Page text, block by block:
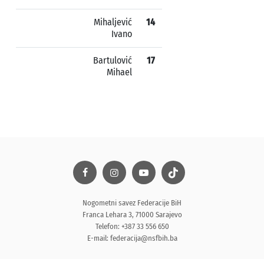
Mihaljević
Ivano
14
Bartulović
Mihael
17
Nogometni savez Federacije BiH
Franca Lehara 3, 71000 Sarajevo
Telefon: +387 33 556 650
E-mail: federacija@nsfbih.ba